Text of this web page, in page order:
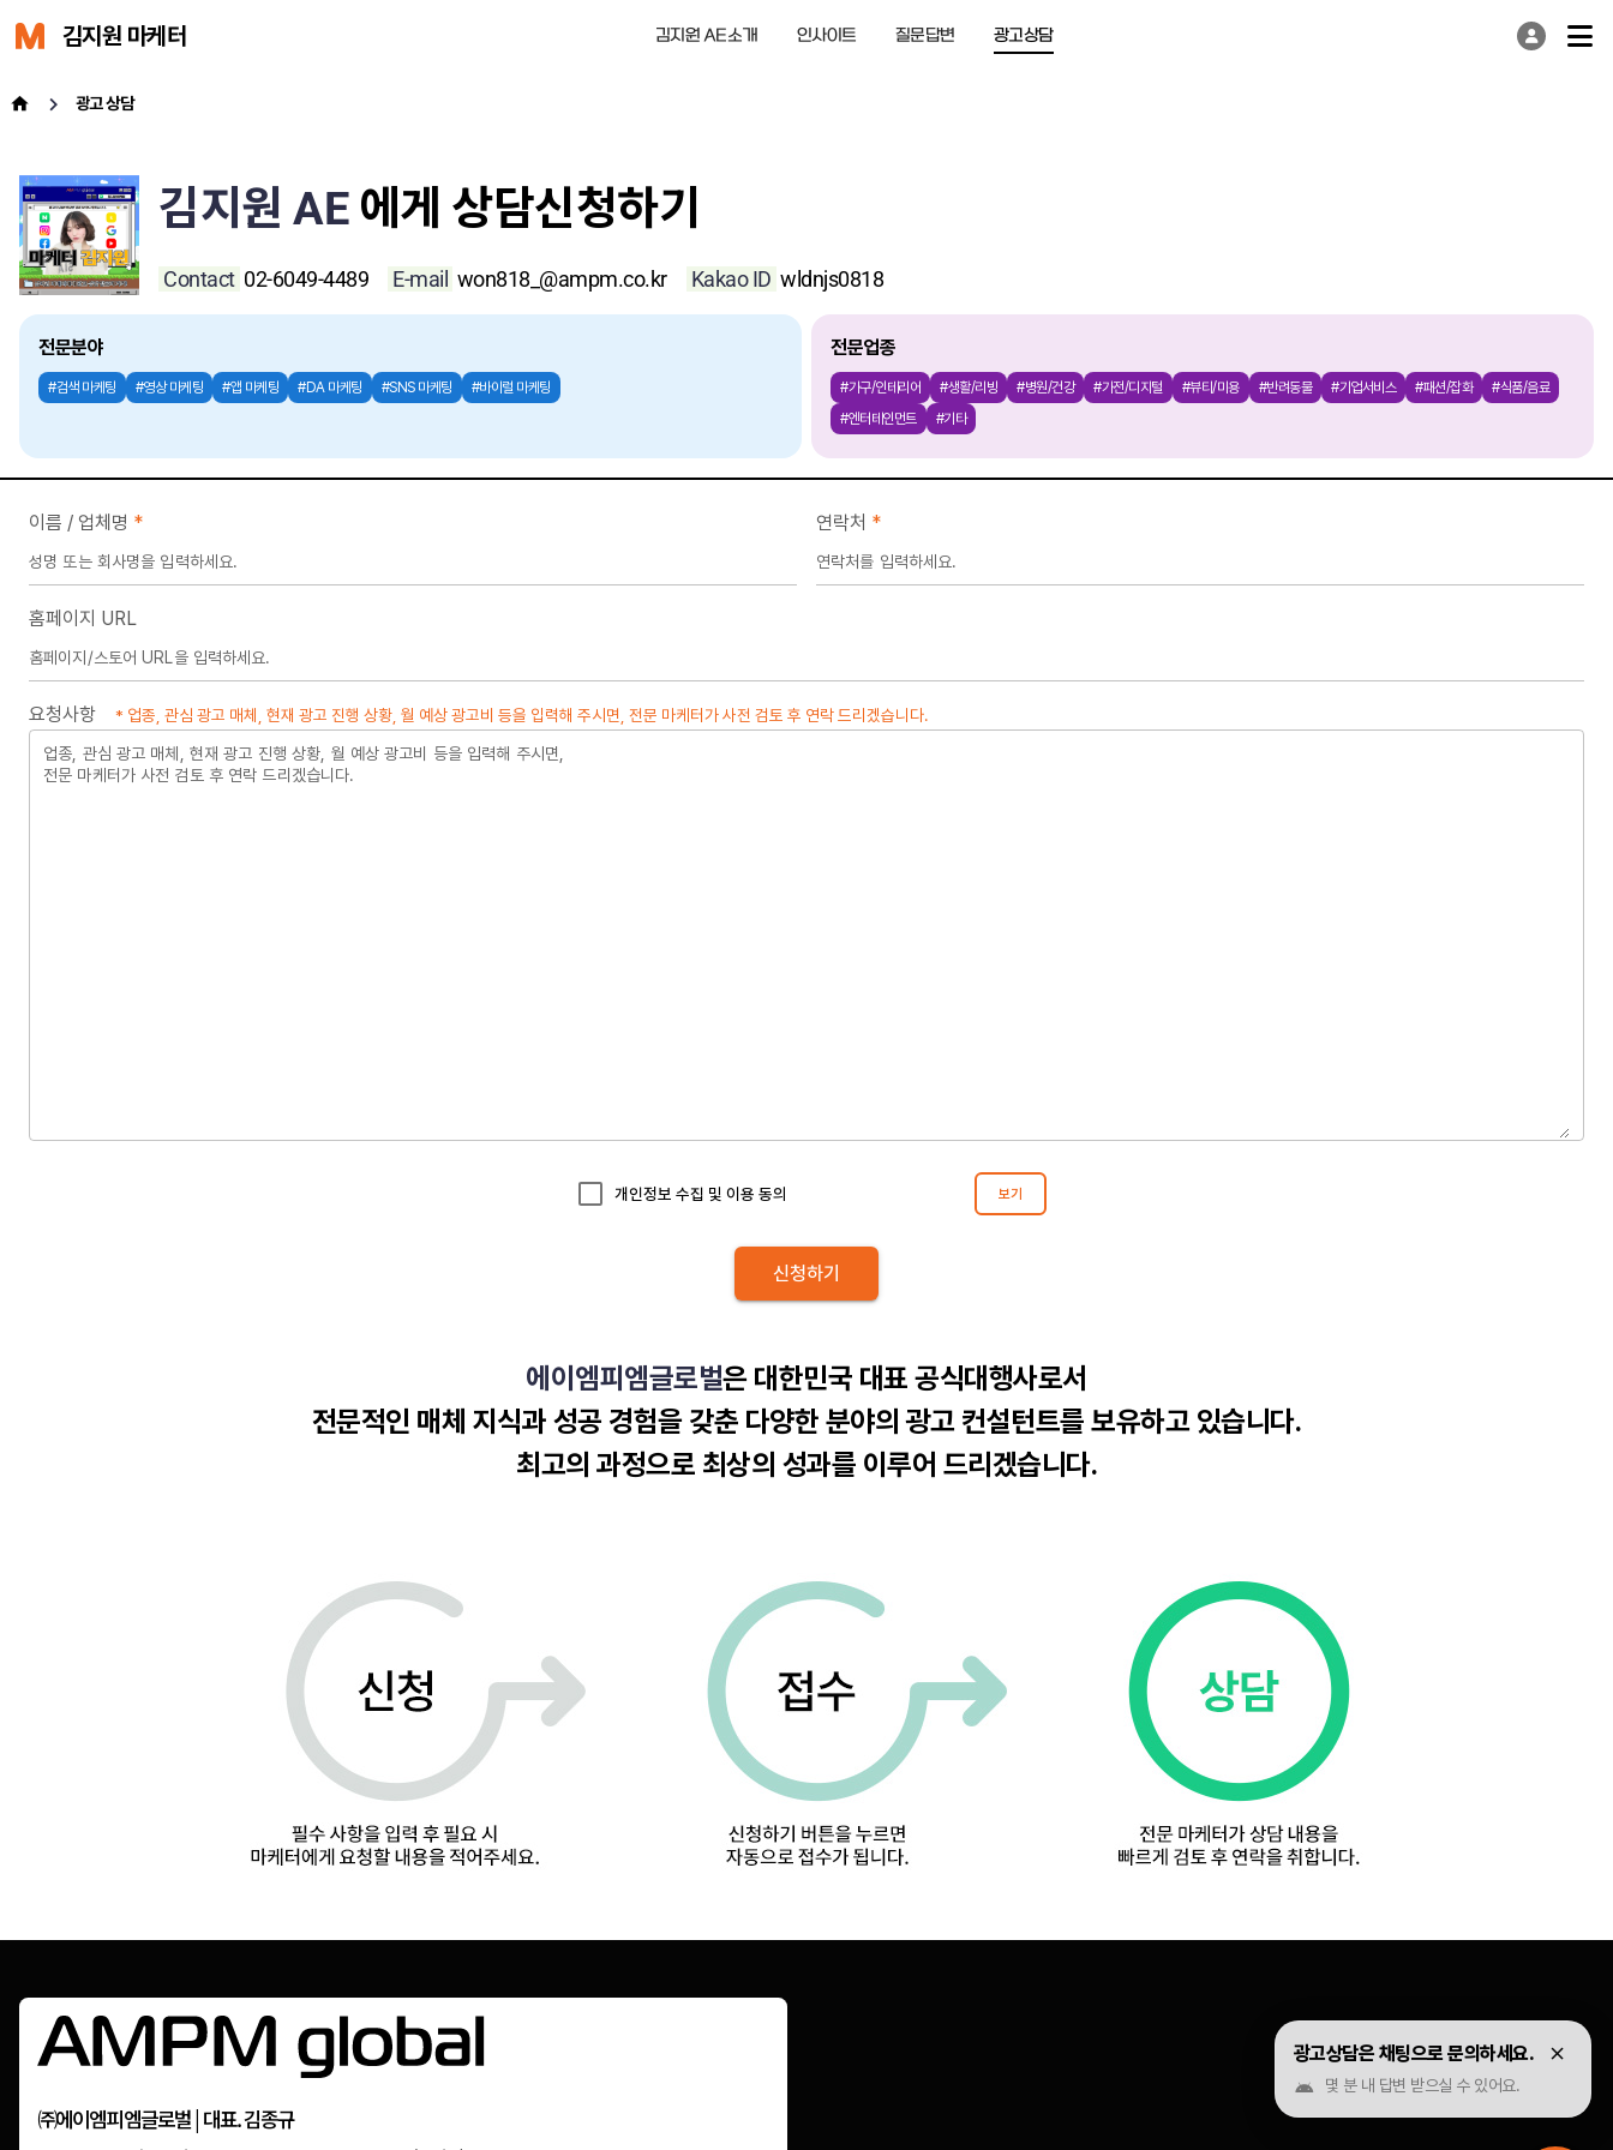
김지원 마케터 김지원 AE소개 인사이트 질문답변 광고상담
광고 상담
김지원 AE에게 상담신청하기
Contact 02-6049-4489 E-mail won818_@ampm.co.kr Kakao ID wldnjs0818
전문분야
#검색 마케팅 #영상 마케팅 #앱 마케팅 #DA 마케팅 #SNS 마케팅 #바이럴 마케팅
전문업종
#가구/인테리어 #생활/리빙 #병원/건강 #가전/디지털 #뷰티/미용 #반려동물 #기업서비스 #패션/잡화
#식품/음료
#엔터테인먼트
#기타
에이엠피엠글로벌은 대한민국 대표 공식대행사로서
전문적인 매체 지식과 성공 경험을 갖춘 다양한 분야의 광고 컨설턴트를 보유하고 있습니다.
최고의 과정으로 최상의 성과를 이루어 드리겠습니다.
광고상담은 채팅으로 문의하세요.
몇 분 내 답변 받으실 수 있어요.